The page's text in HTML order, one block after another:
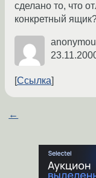
сделано то, что
конкретный
Ссылка
←